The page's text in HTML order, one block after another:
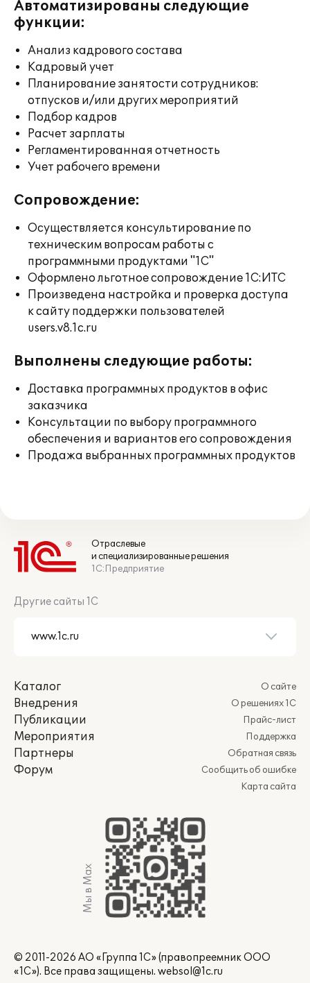
Автоматизированы следующие
функции:
Анализ кадрового состава
Кадровый учет
Планирование занятости сотрудников:
отпусков и/или других мероприятий
Подбор кадров
Расчет зарплаты
Регламентированная отчетность
Учет рабочего времени
Сопровождение:
Осуществляется консультирование по
техническим вопросам работы с
программными продуктами "1С"
Оформлено льготное сопровождение 1С:ИТС
Произведена настройка и проверка доступа
к сайту поддержки пользователей
users.v8.1c.ru
Выполнены следующие работы:
Доставка программных продуктов в офис
заказчика
Консультации по выбору программного
обеспечения и вариантов его сопровождения
Продажа выбранных программных продуктов
Отраслевые
и специализированные решения
1С:Предприятие
Другие сайты 1С
Каталог
Внедрения
Публикации
Мероприятия
Партнеры
Форум
О сайте
О решениях 1С
Прайс-лист
Поддержка
Обратная связь
Сообщить об ошибке
Карта сайта
Мы в Max
© 2011-2026 АО «Группа 1С» (правопреемник ООО
«1С»). Все права защищены. websol@1c.ru